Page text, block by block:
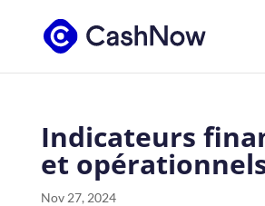
Indicateurs
et
Nov 27, 2024